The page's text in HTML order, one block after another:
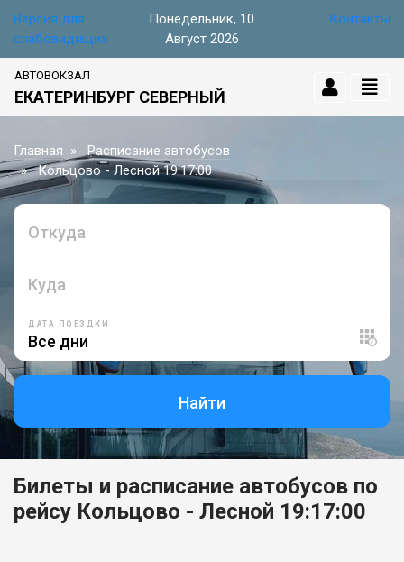
Версия для
слабовидящих
Понедельник, 10
Август 2026
Контакты
АВТОВОКЗАЛ
ЕКАТЕРИНБУРГ СЕВЕРНЫЙ
Главная
Расписание автобусов
Кольцово - Лесной 19:17:00
Откуда
Куда
ДАТА ПОЕЗДКИ
Найти
Билеты и расписание автобусов по
рейсу Кольцово - Лесной 19:17:00